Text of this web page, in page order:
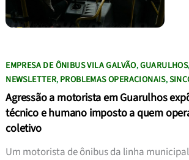
EMPRESA DE ÔNIBUS VILA GALVÃO,GUARULHOS
NEWSLETTER, PROBLEMAS OPERACIONAIS,
Agressão a motorista em Guarulhos
técnico e humano imposto a quem
coletivo
Um motorista de ônibus da linha